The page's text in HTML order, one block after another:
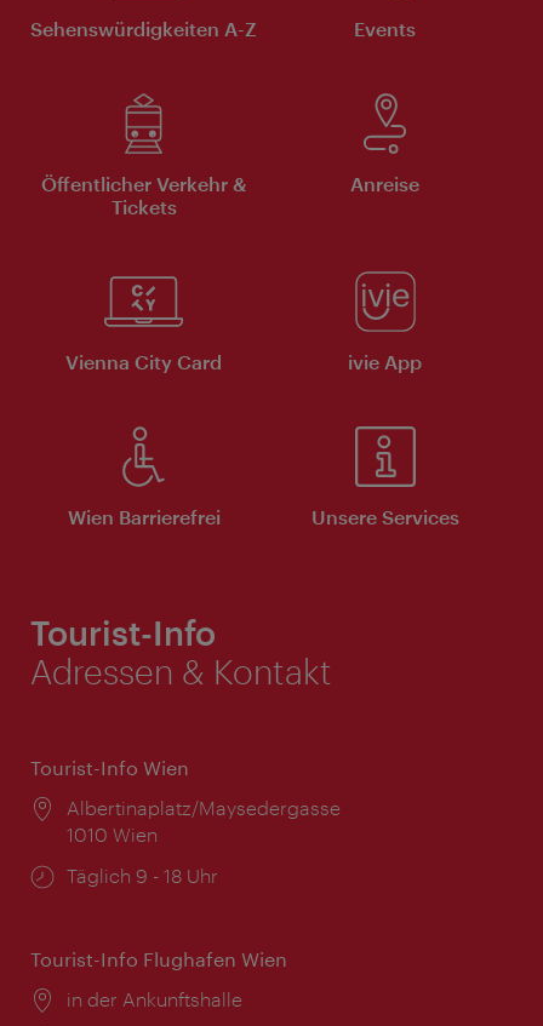
Sehenswürdigkeiten A-Z Events
Öffentlicher Verkehr &
Tickets
Anreise
Vienna City Card ivie App
Wien Barrierefrei Unsere Services
Tourist-Info
Adressen & Kontakt
Tourist-Info Wien
Ort:
Albertinaplatz/Maysedergasse
1010 Wien
Öffnungszeiten:
Täglich 9 - 18 Uhr
Tourist-Info Flughafen Wien
Ort:
in der Ankunftshalle